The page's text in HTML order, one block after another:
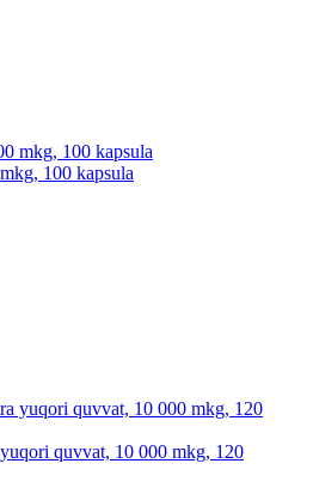
100 kapsula
quvvat, 10 000 mkg, 120